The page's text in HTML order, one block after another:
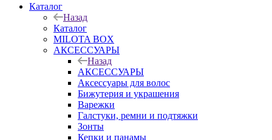
Каталог
Назад
Каталог
MILOTA BOX
АКСЕССУАРЫ
Назад
АКСЕССУАРЫ
Аксессуары для волос
Бижутерия и украшения
Варежки
Галстуки, ремни и подтяжки
Зонты
Кепки и панамы